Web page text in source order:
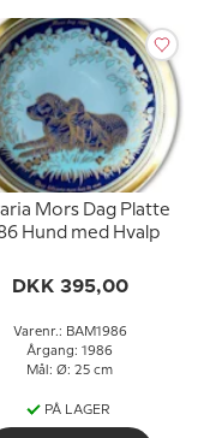
Mors Dag Platte
Hund med Hvalp
DKK 395,00
Varenr.: BAM1986
Årgang: 1986
Mål: Ø: 25 cm
PÅ LAGER